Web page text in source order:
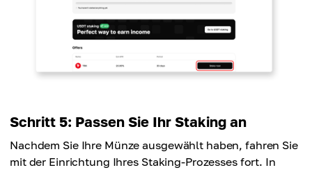
Schritt 5: Passen Sie Ihr Staking an
Nachdem Sie Ihre Münze ausgewählt haben, fahren Sie
mit der Einrichtung Ihres Staking-Prozesses fort. In